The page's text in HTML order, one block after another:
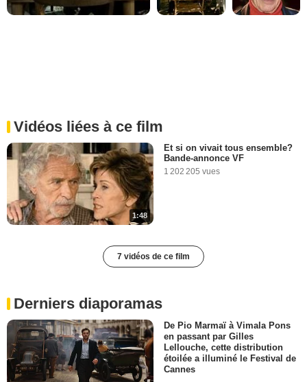
Vidéos liées à ce film
1:48
Et si on vivait tous ensemble?
Bande-annonce VF
1 202 205 vues
7 vidéos de ce film
Derniers diaporamas
De Pio Marmaï à Vimala Pons
en passant par Gilles
Lellouche, cette distribution
étoilée a illuminé le Festival de
Cannes